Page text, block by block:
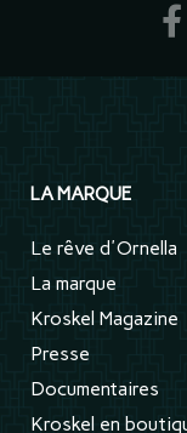
LA MARQUE
Le rêve d'Ornella
La marque
Kroskel Magazine
Presse
Documentaires
Kroskel en